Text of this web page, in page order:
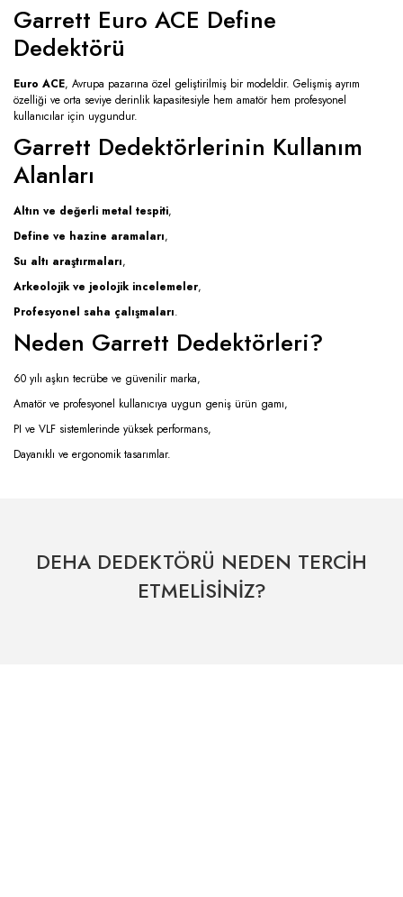
Garrett Euro ACE Define
Dedektörü
Euro ACE, Avrupa pazarına özel geliştirilmiş bir modeldir. Gelişmiş ayrım
özelliği ve orta seviye derinlik kapasitesiyle hem amatör hem profesyonel
kullanıcılar için uygundur.
Garrett Dedektörlerinin Kullanım
Alanları
Altın ve değerli metal tespiti,
Define ve hazine aramaları,
Su altı araştırmaları,
Arkeolojik ve jeolojik incelemeler,
Profesyonel saha çalışmaları.
Neden Garrett Dedektörleri?
60 yılı aşkın tecrübe ve güvenilir marka,
Amatör ve profesyonel kullanıcıya uygun geniş ürün gamı,
PI ve VLF sistemlerinde yüksek performans,
Dayanıklı ve ergonomik tasarımlar.
DEHA DEDEKTÖRÜ NEDEN TERCİH
ETMELİSİNİZ?